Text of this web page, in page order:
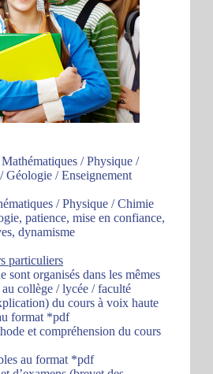
/ Physique /
/ Enseignement
/ Physique / Chimie
patience, mise en confiance,
dynamisme
particuliers
sont organisés dans les mêmes
collège / lycée / faculté
du cours à voix haute
format *pdf
et compréhension du cours
au format *pdf